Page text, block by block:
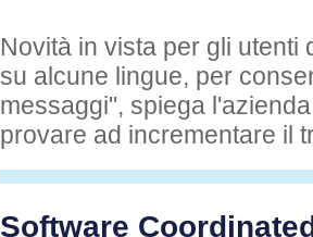
Novità in vista per gli
su alcune lingue, per
messaggi", spiega
provare ad incrementare il
Software